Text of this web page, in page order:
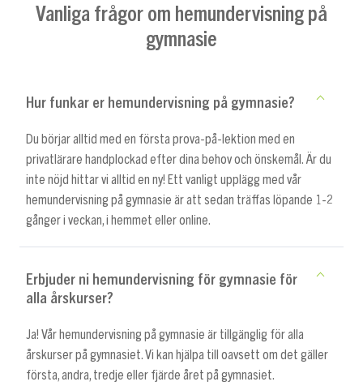
Vanliga frågor om hemundervisning på
gymnasie
Hur funkar er hemundervisning på gymnasie?
Du börjar alltid med en första prova-på-lektion med en
privatlärare handplockad efter dina behov och önskemål. Är du
inte nöjd hittar vi alltid en ny! Ett vanligt upplägg med vår
hemundervisning på gymnasie är att sedan träffas löpande 1-2
gånger i veckan, i hemmet eller online.
Erbjuder ni hemundervisning för gymnasie för
alla årskurser?
Ja! Vår hemundervisning på gymnasie är tillgänglig för alla
årskurser på gymnasiet. Vi kan hjälpa till oavsett om det gäller
första, andra, tredje eller fjärde året på gymnasiet.